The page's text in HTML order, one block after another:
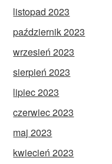
listopad 2023
październik 2023
wrzesień 2023
sierpień 2023
lipiec 2023
czerwiec 2023
maj 2023
kwiecień 2023